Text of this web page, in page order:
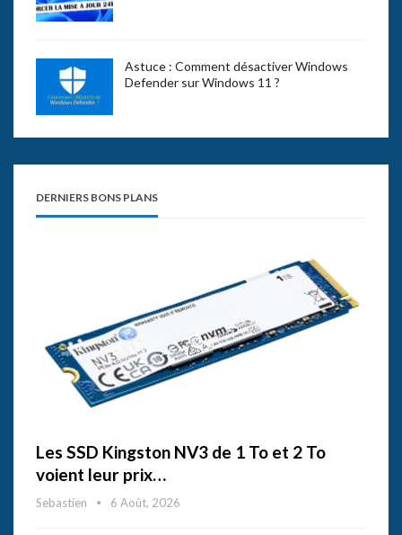
Astuce : Comment désactiver Windows
Defender sur Windows 11 ?
DERNIERS BONS PLANS
Les SSD Kingston NV3 de 1 To et 2 To
voient leur prix…
Sebastien 6 Août, 2026